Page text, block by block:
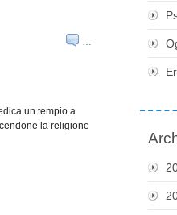
…
un tempio a
la religione